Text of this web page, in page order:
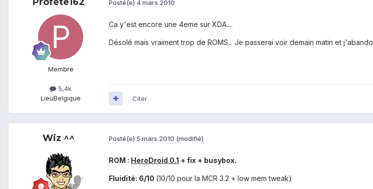
Membre
5,4k
LieuBelgique
Posté(e) 4 mars 2010
Ca y'est encore une 4eme sur XDA....
Désolé mais vraiment trop de ROMS... Je passerai voir demain matin et
Citer
Wiz ^^ Posté(e) 5 mars 2010 (modifié)
ROM : HeroDroid 0.1 + fix + busybox.
Fluidité: 6/10 (10/10 pour la MCR 3.2 + low mem tweak)